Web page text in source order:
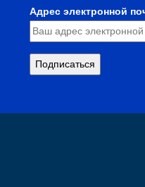
Адрес электронной